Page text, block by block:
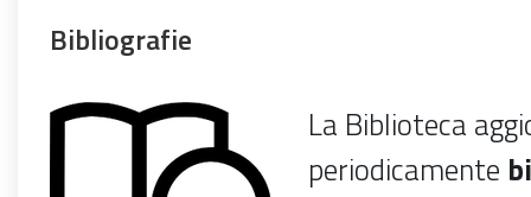
Prenotazione spazi
Bibliografie
La Biblioteca
periodicamente